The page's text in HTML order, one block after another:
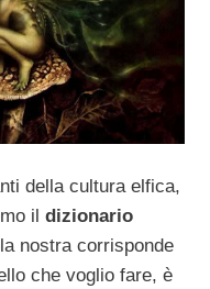
della cultura elfica,
il dizionario
nostra corrisponde
che voglio fare, è